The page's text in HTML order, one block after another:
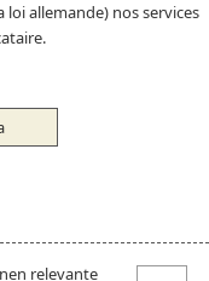
loi allemande) nos services
relevante